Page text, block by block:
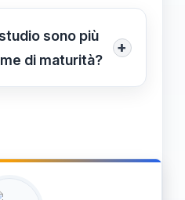
condividere
a vicenda.
sono più
di maturità?
+
includono la
degli